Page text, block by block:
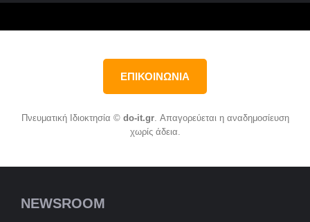
ΕΠΙΚΟΙΝΩΝΙΑ
Πνευματική Ιδιοκτησία © do-it.gr. Απαγορεύεται η αναδημοσίευση
χωρίς άδεια.
NEWSROOM